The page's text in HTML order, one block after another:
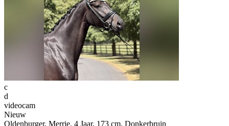
c
d
videocam
Nieuw
Oldenburger, Merrie, 4 Jaar, 173 cm, Donkerbruin